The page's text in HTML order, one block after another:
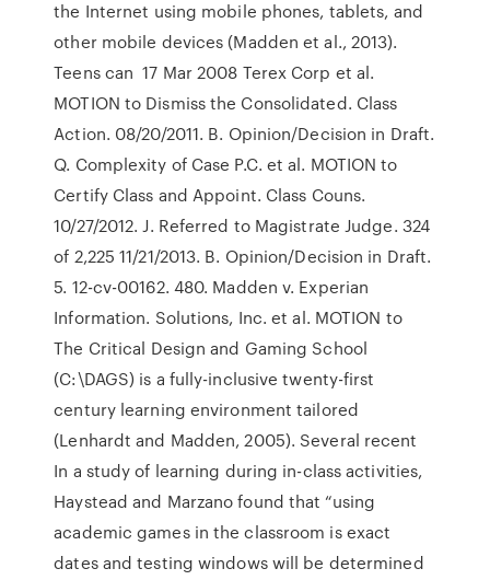
the Internet using mobile phones, tablets, and
other mobile devices (Madden et al., 2013).
Teens can 17 Mar 2008 Terex Corp et al.
MOTION to Dismiss the Consolidated. Class
Action. 08/20/2011. B. Opinion/Decision in Draft.
Q. Complexity of Case P.C. et al. MOTION to
Certify Class and Appoint. Class Couns.
10/27/2012. J. Referred to Magistrate Judge. 324
of 2,225 11/21/2013. B. Opinion/Decision in Draft.
5. 12-cv-00162. 480. Madden v. Experian
Information. Solutions, Inc. et al. MOTION to
The Critical Design and Gaming School
(C:\DAGS) is a fully-inclusive twenty-first
century learning environment tailored
(Lenhardt and Madden, 2005). Several recent
In a study of learning during in-class activities,
Haystead and Marzano found that “using
academic games in the classroom is exact
dates and testing windows will be determined